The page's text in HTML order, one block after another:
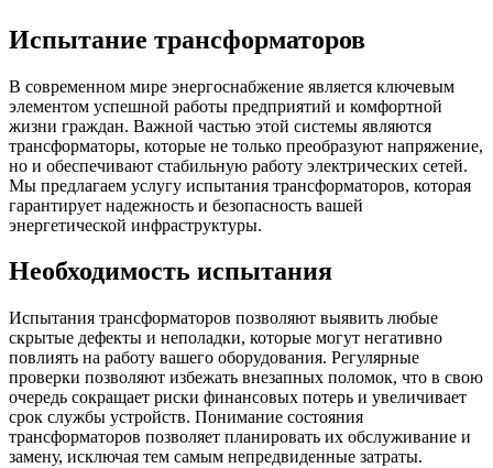
Испытание трансформаторов
В современном мире энергоснабжение является ключевым
элементом успешной работы предприятий и комфортной
жизни граждан. Важной частью этой системы являются
трансформаторы, которые не только преобразуют напряжение,
но и обеспечивают стабильную работу электрических сетей.
Мы предлагаем услугу испытания трансформаторов, которая
гарантирует надежность и безопасность вашей
энергетической инфраструктуры.
Необходимость испытания
Испытания трансформаторов позволяют выявить любые
скрытые дефекты и неполадки, которые могут негативно
повлиять на работу вашего оборудования. Регулярные
проверки позволяют избежать внезапных поломок, что в свою
очередь сокращает риски финансовых потерь и увеличивает
срок службы устройств. Понимание состояния
трансформаторов позволяет планировать их обслуживание и
замену, исключая тем самым непредвиденные затраты.